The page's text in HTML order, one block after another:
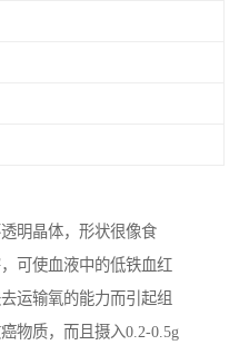
明晶体，形状很像食
可使血液中的低铁血红
运输氧的能力而引起组
物质，而且摄入0.2-0.5g